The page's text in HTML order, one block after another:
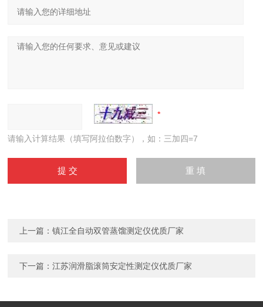
请输入计算结果（填写阿拉伯数字），如：三加四=7
上一篇：镇江全自动双管蒸馏测定仪优质厂家
下一篇：江苏润滑脂滚筒安定性测定仪优质厂家